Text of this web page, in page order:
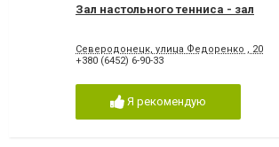
Зал настольного тенниса - зал
Северодонецк, улица Федоренко , 20
+380 (6452) 6-90-33
Я рекомендую